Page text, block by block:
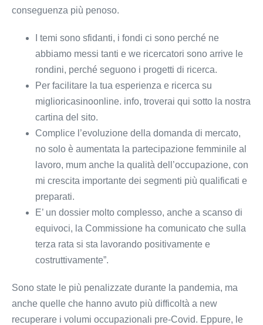
conseguenza più penoso.
I temi sono sfidanti, i fondi ci sono perché ne
abbiamo messi tanti e we ricercatori sono arrive le
rondini, perché seguono i progetti di ricerca.
Per facilitare la tua esperienza e ricerca su
miglioricasinoonline. info, troverai qui sotto la nostra
cartina del sito.
Complice l’evoluzione della domanda di mercato,
no solo è aumentata la partecipazione femminile al
lavoro, mum anche la qualità dell’occupazione, con
mi crescita importante dei segmenti più qualificati e
preparati.
E’ un dossier molto complesso, anche a scanso di
equivoci, la Commissione ha comunicato che sulla
terza rata si sta lavorando positivamente e
costruttivamente”.
Sono state le più penalizzate durante la pandemia, ma
anche quelle che hanno avuto più difficoltà a new
recuperare i volumi occupazionali pre-Covid. Eppure, le